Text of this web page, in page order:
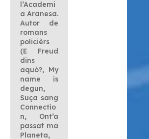
l’Academi
a Aranesa.
Autor de
romans
policièrs
(E Freud
dins
aquò?, My
name is
degun,
Suça sang
Connectio
n, Ont’a
passat ma
Planeta,